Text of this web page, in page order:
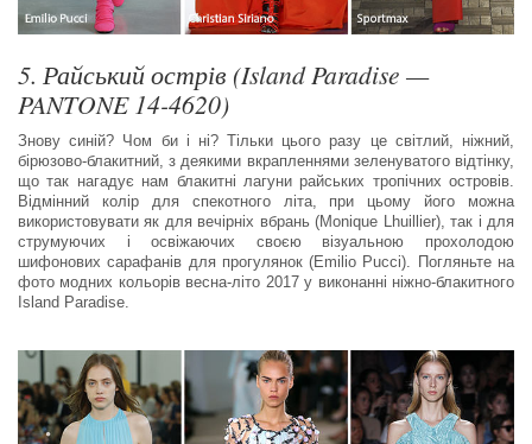
5. Райський острів (Island Paradise —
PANTONE 14-4620)
Знову синій? Чом би і ні? Тільки цього разу це світлий, ніжний,
бірюзово-блакитний, з деякими вкрапленнями зеленуватого відтінку,
що так нагадує нам блакитні лагуни райських тропічних островів.
Відмінний колір для спекотного літа, при цьому його можна
використовувати як для вечірніх вбрань (Monique Lhuillier), так і для
струмуючих і освіжаючих своєю візуальною прохолодою
шифонових сарафанів для прогулянок (Emilio Pucci). Погляньте на
фото модних кольорів весна-літо 2017 у виконанні ніжно-блакитного
Island Paradise.